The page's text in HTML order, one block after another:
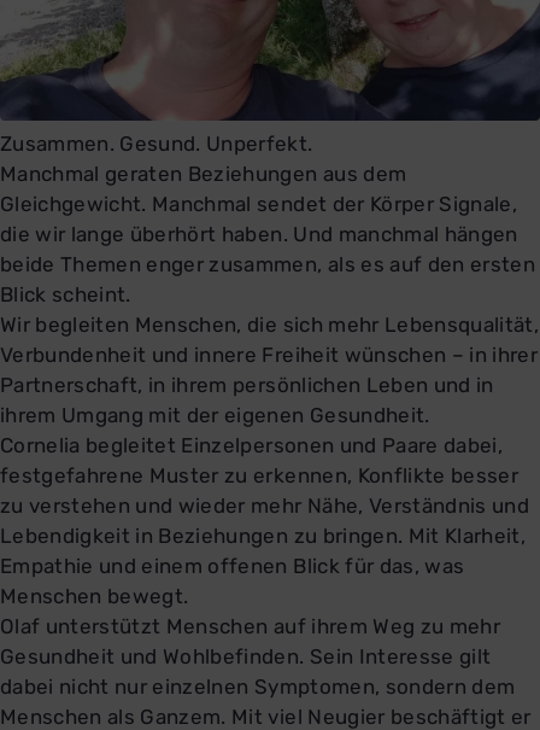
Zusammen. Gesund. Unperfekt.
Manchmal geraten Beziehungen aus dem
Gleichgewicht. Manchmal sendet der Körper Signale,
die wir lange überhört haben. Und manchmal hängen
beide Themen enger zusammen, als es auf den ersten
Blick scheint.
Wir begleiten Menschen, die sich mehr Lebensqualität,
Verbundenheit und innere Freiheit wünschen – in ihrer
Partnerschaft, in ihrem persönlichen Leben und in
ihrem Umgang mit der eigenen Gesundheit.
Cornelia begleitet Einzelpersonen und Paare dabei,
festgefahrene Muster zu erkennen, Konflikte besser
zu verstehen und wieder mehr Nähe, Verständnis und
Lebendigkeit in Beziehungen zu bringen. Mit Klarheit,
Empathie und einem offenen Blick für das, was
Menschen bewegt.
Olaf unterstützt Menschen auf ihrem Weg zu mehr
Gesundheit und Wohlbefinden. Sein Interesse gilt
dabei nicht nur einzelnen Symptomen, sondern dem
Menschen als Ganzem. Mit viel Neugier beschäftigt er